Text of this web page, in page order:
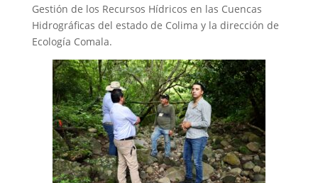
Gestión de los Recursos Hídricos en las Cuencas
Hidrográficas del estado de Colima y la dirección de
Ecología Comala.